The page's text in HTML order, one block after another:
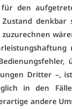
für den
Zu­stand
Drit­ter –,
in den
an­de­re